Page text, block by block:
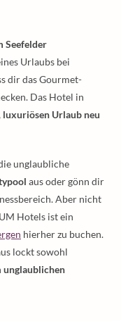
Seefelder
Urlaubs bei
dir das Gourmet-
Das Hotel in
luxuriösen Urlaub neu
unglaubliche
aus oder gönn dir
Aber nicht
Hotels ist ein
hierher zu buchen.
lockt sowohl
unglaublichen